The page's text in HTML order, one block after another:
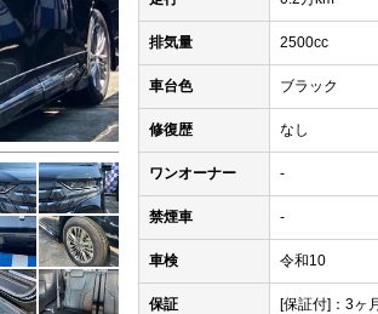
当店のお車をご覧いただきまして
やお見積りのご依頼、ご購入にあ
い！フリーダイヤル ００７８－６
排気量 2500cc
車台色 ブラック
修復歴 なし
ワンオーナー -
禁煙車 -
車検 令和10
保証
[保証付]：3ヶ